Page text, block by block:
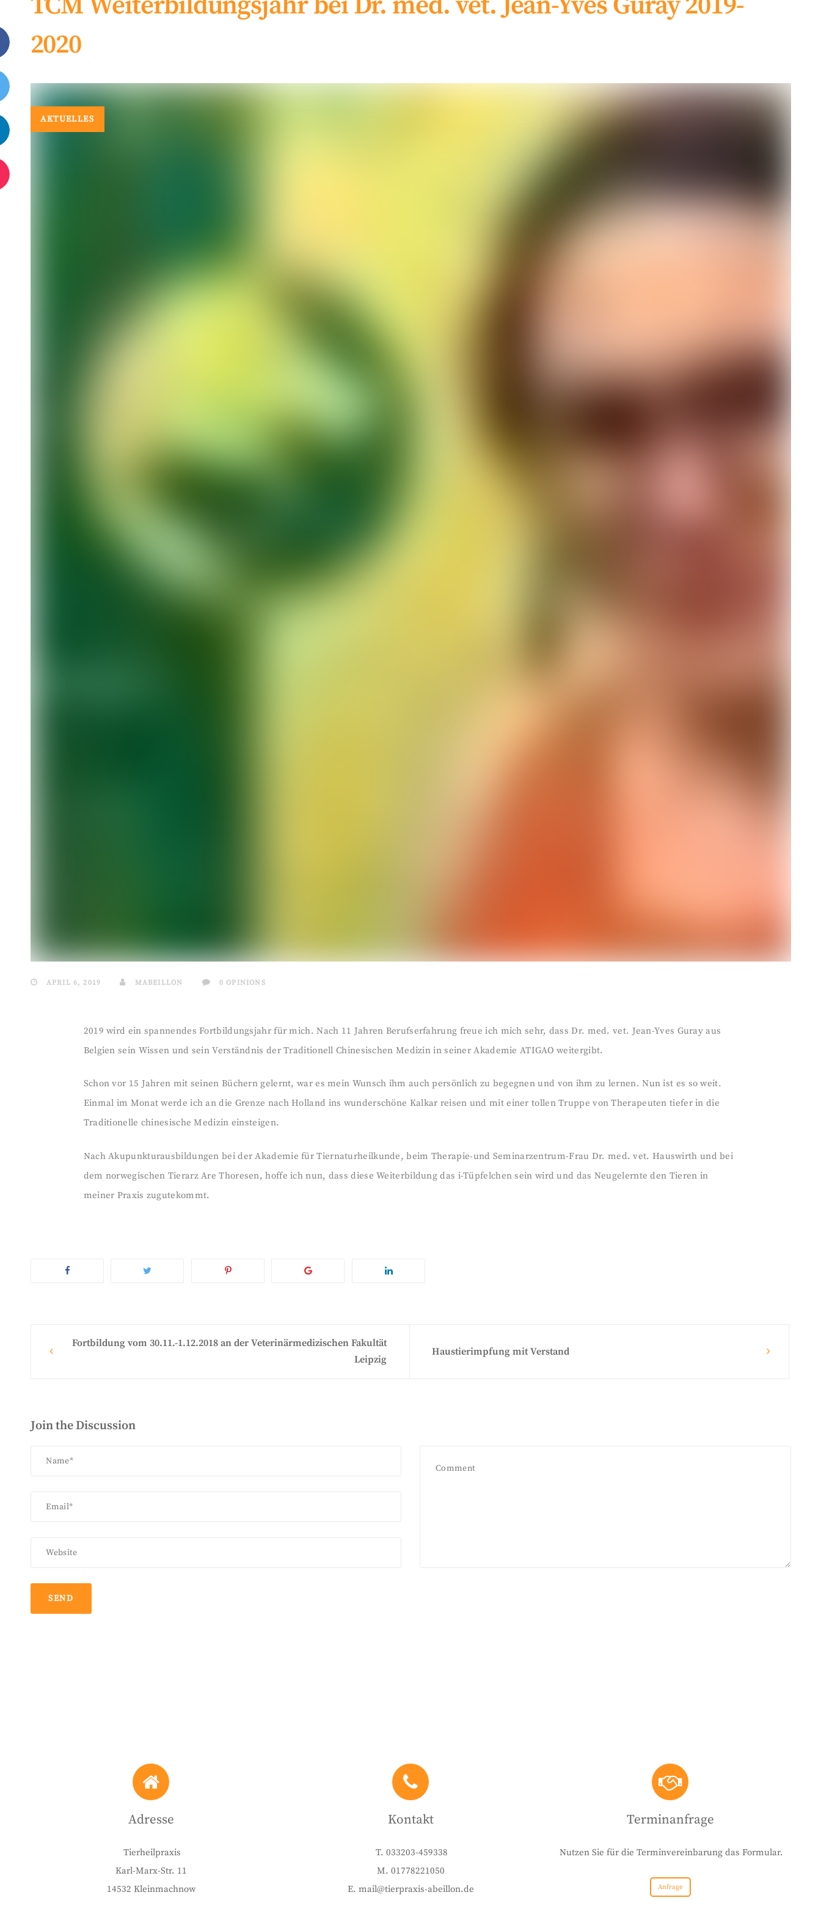
2020
AKTUELLES
APRIL 6, 2019 MABEILLON 0 OPINIONS
2019 wird ein spannendes Fortbildungsjahr für mich. Nach 11 Jahren Berufserfahrung freue ich mich sehr, dass Dr. med. vet. Jean-Yves Guray aus
Belgien sein Wissen und sein Verständnis der Traditionell Chinesischen Medizin in seiner Akademie ATIGAO weitergibt.
Schon vor 15 Jahren mit seinen Büchern gelernt, war es mein Wunsch ihm auch persönlich zu begegnen und von ihm zu lernen. Nun ist es so weit.
Einmal im Monat werde ich an die Grenze nach Holland ins wunderschöne Kalkar reisen und mit einer tollen Truppe von Therapeuten tiefer in die
Traditionelle chinesische Medizin einsteigen.
Nach Akupunkturausbildungen bei der Akademie für Tiernaturheilkunde, beim Therapie-und Seminarzentrum-Frau Dr. med. vet. Hauswirth und bei
dem norwegischen Tierarz Are Thoresen, hoffe ich nun, dass diese Weiterbildung das i-Tüpfelchen sein wird und das Neugelernte den Tieren in
meiner Praxis zugutekommt.
Fortbildung vom 30.11.-1.12.2018 an der Veterinärmedizischen Fakultät
Leipzig
Haustierimpfung mit Verstand
Join the Discussion
Adresse
Tierheilpraxis
Karl-Marx-Str. 11
14532 Kleinmachnow
Kontakt
T. 033203-459338
M. 01778221050
E. mail@tierpraxis-abeillon.de
Terminanfrage
Nutzen Sie für die Terminvereinbarung das Formular.
Anfrage